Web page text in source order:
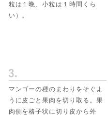
粒は１晩、小粒は１時間くら
い）。
マンゴーの種のまわりをそぐよ
うに皮ごと果肉を切り取る。果
肉側を格子状に切り皮から外